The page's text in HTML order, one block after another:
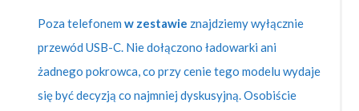
Poza telefonem w zestawie znajdziemy wyłącznie
przewód USB-C. Nie dołączono ładowarki ani
żadnego pokrowca, co przy cenie tego modelu wydaje
się być decyzją co najmniej dyskusyjną. Osobiście